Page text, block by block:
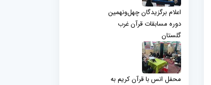
اعلام برگزیدگان چهل‌ونهمین
دوره مسابقات قرآن غرب
گلستان
محفل انس با قرآن کریم به